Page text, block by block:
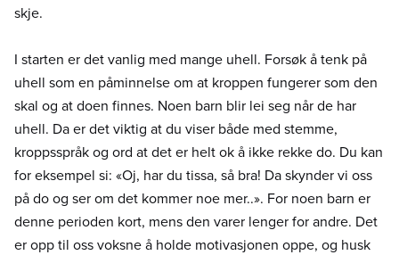
skje.
I starten er det vanlig med mange uhell. Forsøk å tenk på
uhell som en påminnelse om at kroppen fungerer som den
skal og at doen finnes. Noen barn blir lei seg når de har
uhell. Da er det viktig at du viser både med stemme,
kroppsspråk og ord at det er helt ok å ikke rekke do. Du kan
for eksempel si: «Oj, har du tissa, så bra! Da skynder vi oss
på do og ser om det kommer noe mer..». For noen barn er
denne perioden kort, mens den varer lenger for andre. Det
er opp til oss voksne å holde motivasjonen oppe, og husk